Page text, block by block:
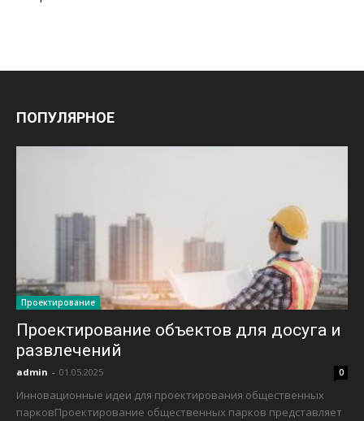
ПОПУЛЯРНОЕ
Проектирование
Проектирование объектов для досуга и
развлечений
admin - 01.05.2025 0
Инновационные идеи для проектирования общественных
парковПроектирование общественных парков представляет